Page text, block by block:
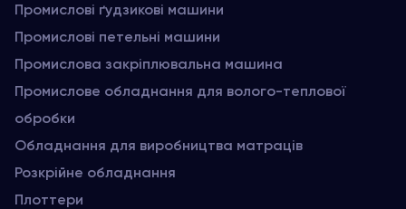
Промислові ґудзикові машини
Промислові петельні машини
Промислова закріплювальна машина
Промислове обладнання для волого-теплової
обробки
Обладнання для виробництва матраців
Розкрійне обладнання
Плоттери